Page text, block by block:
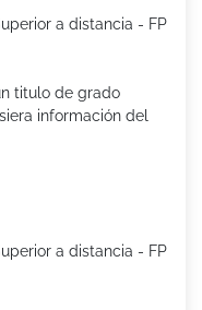
a distancia - FP
titulo de grado
información del
a distancia - FP